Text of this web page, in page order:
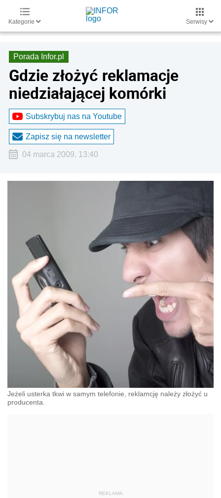
Kategorie Serwisy
Porada Infor.pl
Gdzie złożyć reklamacje
niedziałającej komórki
Subskrybuj nas na Youtube
Zapisz się na newsletter
04 marca 2009, 13:40
Jeżeli usterka tkwi w samym telefonie, reklamcję należy złożyć u
producenta.